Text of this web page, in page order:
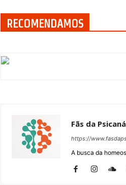
RECOMENDAMOS
Fãs da
https://
A busca da